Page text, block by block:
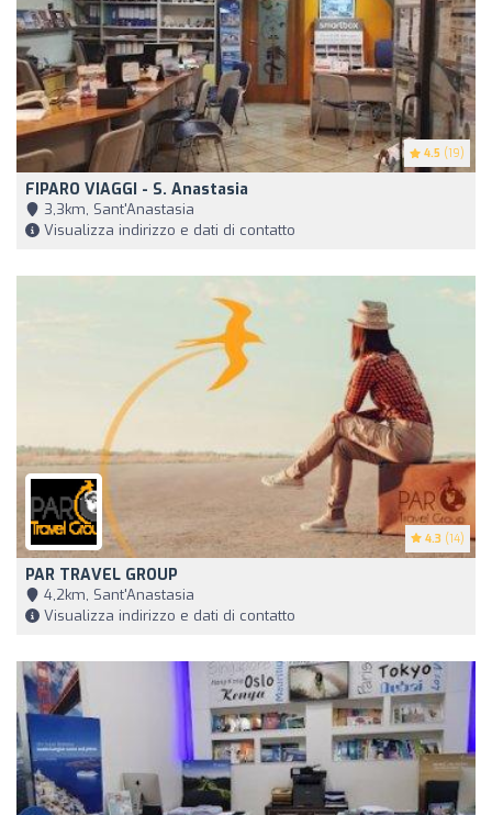
4.5 (19)
FIPARO VIAGGI - S. Anastasia
3,3km, Sant'Anastasia
Visualizza indirizzo e dati di contatto
4.3 (14)
PAR TRAVEL GROUP
4,2km, Sant'Anastasia
Visualizza indirizzo e dati di contatto